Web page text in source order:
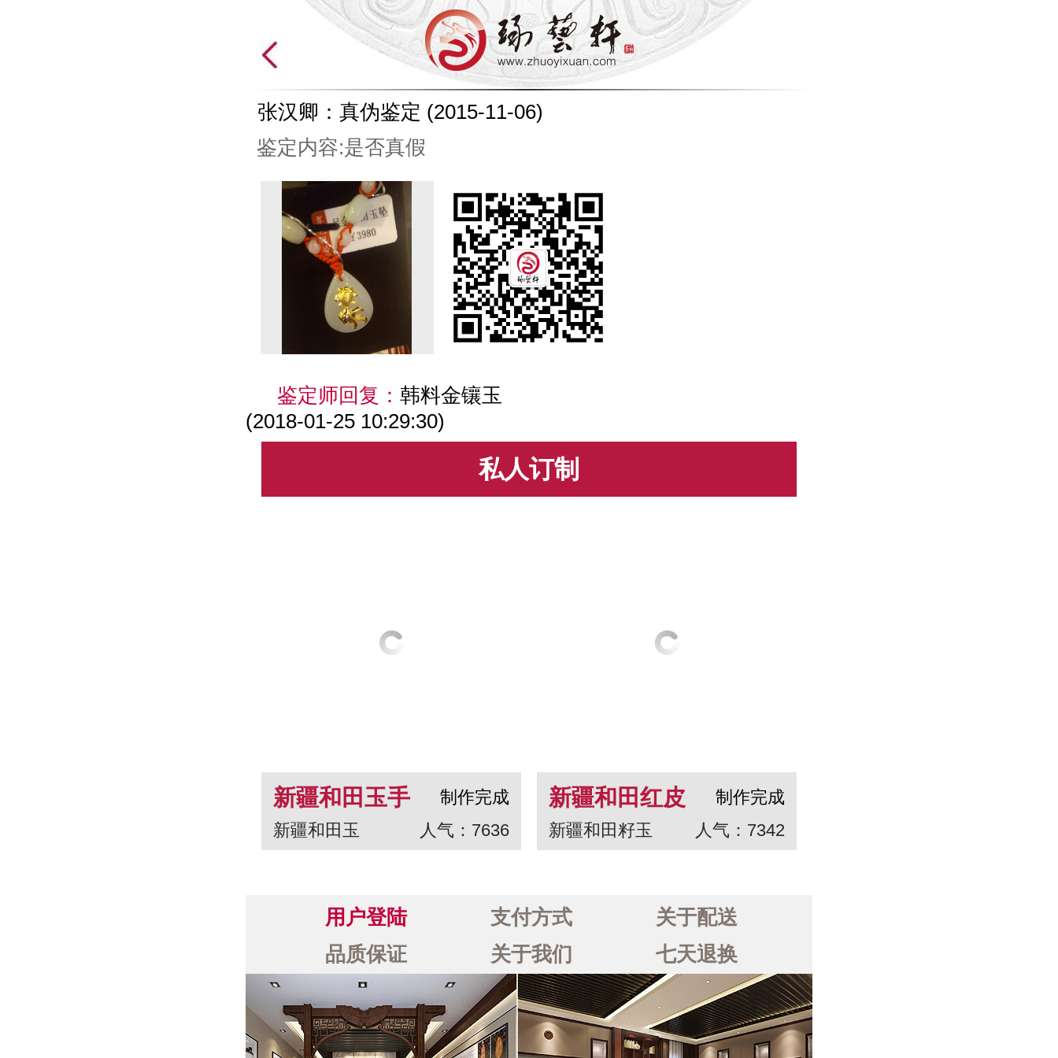
张汉卿：真伪鉴定 (2015-11-06)
鉴定内容:是否真假
鉴定师回复： 韩料金镶玉
(2018-01-25 10:29:30)
私人订制
新疆和田玉手
串 龙生九子
制作完成
新疆和田玉
人气：7636
新疆和田红皮
白玉籽玉把件
制作完成
新疆和田籽玉
人气：7342
用户登陆 支付方式
关于配送
品质保证
关于我们 七天退换